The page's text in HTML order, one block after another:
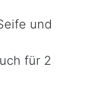
und
für 2